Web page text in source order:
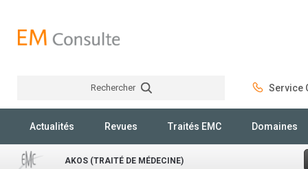
Rechercher Service
Actualités Revues Traités EMC Domaines
AKOS (TRAITÉ DE MÉDECINE)